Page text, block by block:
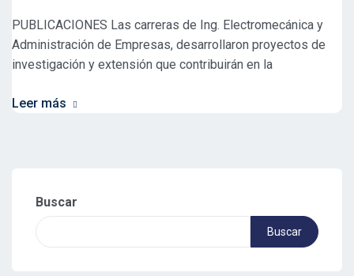
PUBLICACIONES Las carreras de Ing. Electromecánica y
Administración de Empresas, desarrollaron proyectos de
investigación y extensión que contribuirán en la
Leer más
Buscar
Buscar